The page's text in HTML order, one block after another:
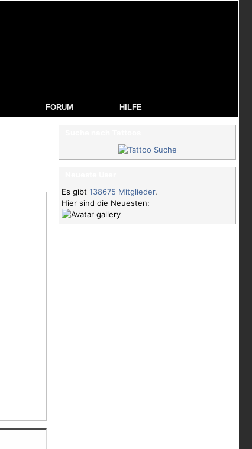
FORUM HILFE
Es gibt 138675 Mitglieder.
Hier sind die Neuesten: